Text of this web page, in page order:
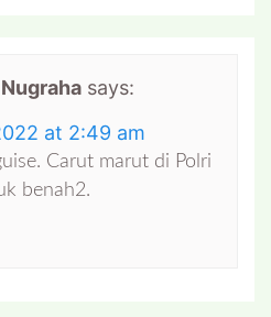
says:
at 2:49 am
Carut marut di Polri
benah2.